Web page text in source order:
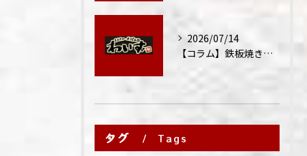
2026/07/14
【コラム】鉄板焼きが"コミュニケーション飯"と呼ばれる理由
タグ Tags